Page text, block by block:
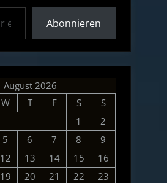
Abonnieren
August 2026
W T F S
S
1
2
5 6 7 8
9
12 13 14 15
16
19 20 21 22
23